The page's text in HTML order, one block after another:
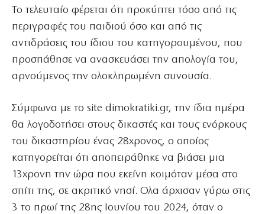
Το τελευταίο φέρεται ότι προκύπτει τόσο από τις
περιγραφές του παιδιού όσο και από τις
αντιδράσεις του ίδιου του κατηγορουμένου, που
προσπάθησε να ανασκευάσει την απολογία του,
αρνούμενος την ολοκληρωμένη συνουσία.
Σύμφωνα με το site dimokratiki.gr, την ίδια ημέρα
θα λογοδοτήσει στους δικαστές και τους ενόρκους
του δικαστηρίου ένας 28χρονος, ο οποίος
κατηγορείται ότι αποπειράθηκε να βιάσει μια
13χρονη την ώρα που εκείνη κοιμόταν μέσα στο
σπίτι της, σε ακριτικό νησί. Ολα άρχισαν γύρω στις
3 το πρωί της 28ης Ιουνίου του 2024, όταν ο